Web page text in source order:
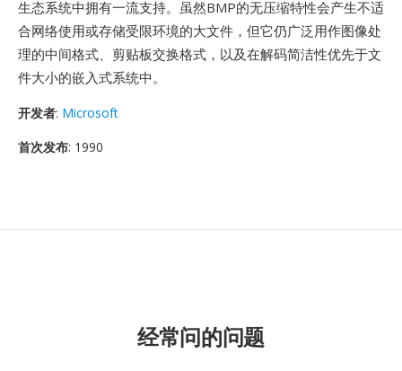
生态系统中拥有一流支持。虽然BMP的无压缩特性会产生不适
合网络使用或存储受限环境的大文件，但它仍广泛用作图像处
理的中间格式、剪贴板交换格式，以及在解码简洁性优先于文
件大小的嵌入式系统中。
开发者: Microsoft
首次发布: 1990
经常问的问题